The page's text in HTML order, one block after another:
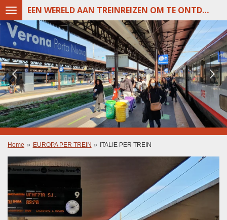
Ga
direct
naar
hoofdinhoud
EEN WERELD AAN TREINREIZEN OM TE ONTDEKKEN
Home » EUROPA PER TREIN » ITALIE PER TREIN